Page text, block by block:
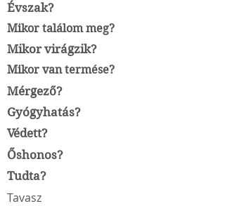
Évszak?
Mikor találom meg?
Mikor virágzik?
Mikor van termése?
Mérgező?
Gyógyhatás?
Védett?
Őshonos?
Tudta?
Tavasz